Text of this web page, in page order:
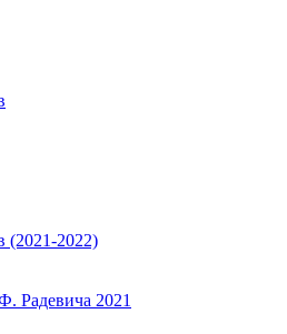
(2021-2022)
2021